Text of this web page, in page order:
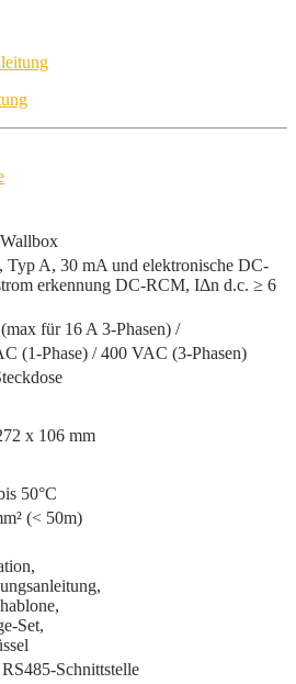
Typ A, 30 mA und elektronische DC-
erkennung DC-RCM, IΔn d.c. ≥ 6
für 16 A 3-Phasen) /
(1-Phase) / 400 VAC (3-Phasen)
x 106 mm
50°C
(< 50m)
Set,
Schnittstelle